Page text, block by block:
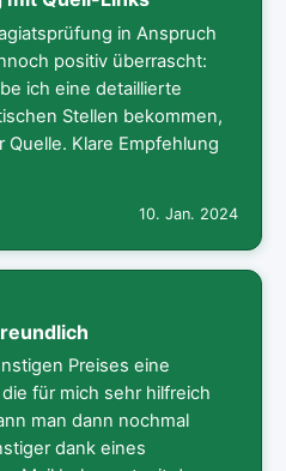
in Anspruch
positiv überrascht:
ich eine detaillierte
Stellen bekommen,
Klare Empfehlung
10. Jan. 2024
Preises eine
für mich sehr hilfreich
man dann nochmal
dank eines